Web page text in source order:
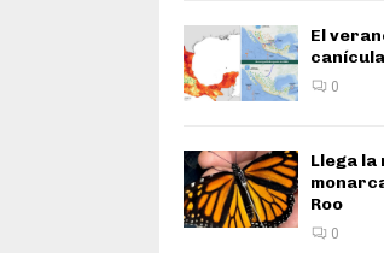
El
0
Llega la
Roo
0